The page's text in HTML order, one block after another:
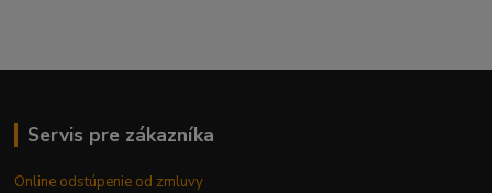
Servis pre zákazníka
Online odstúpenie od zmluvy